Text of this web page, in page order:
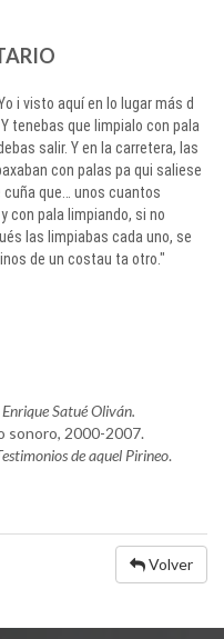
i visto aquí en lo lugar más d
tenebas que limpialo con pala
salir. Y en la carretera, las
con palas pa qui saliese
cuña que… unos cuantos
con pala limpiando, si no
las limpiabas cada uno, se
de un costau ta otro."
Satué Oliván.
sonoro, 2000-2007.
de aquel Pirineo.
Volver